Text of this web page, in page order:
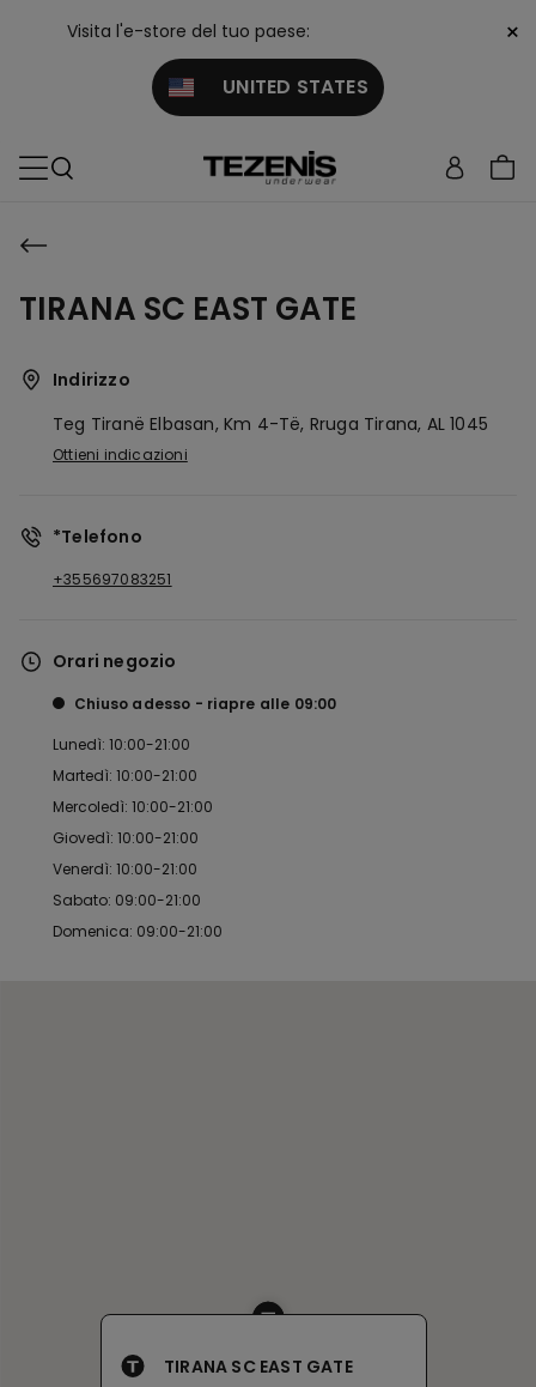
Visita l'e-store del tuo paese:
UNITED STATES
×
TIRANA SC EAST GATE
Indirizzo
Teg Tiranë Elbasan, Km 4-Të, Rruga Tirana, AL1045
Ottieni indicazioni
*Telefono
+355697083251
Orari negozio
Chiuso adesso riapre alle 09:00
Lunedì: 10:00-21:00
Martedì: 10:00-21:00
Mercoledì: 10:00-21:00
Giovedì: 10:00-21:00
Venerdì: 10:00-21:00
Sabato: 09:00-21:00
Domenica: 09:00-21:00
TIRANA SC EAST GATE